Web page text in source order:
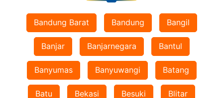
Bandung Barat Bandung Bangil
Banjar Banjarnegara Bantul
Banyumas Banyuwangi Batang
Batu Bekasi Besuki Blitar